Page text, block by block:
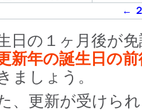
←
日の１ヶ月後が
新年の誕生日の
ましょう。
、更新が受けら